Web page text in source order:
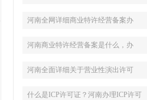
河南全网详细商业特许经营备案办
河南商业特许经营备案是什么，办
河南全面详细关于营业性演出许可
什么是ICP许可证？河南办理ICP许可